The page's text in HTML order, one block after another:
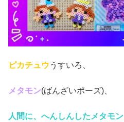
ピカチュウ うすいろ、
メタモン(ばんざいポーズ)、
人間に、へんしんしたメタモン